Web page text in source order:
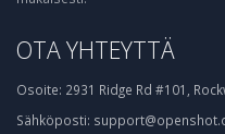
OTA YHTEYTTÄ
Osoite: 2931 Ridge Rd #101,
Sähköposti: